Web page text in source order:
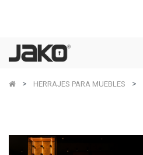
HERRAJES PARA MUEBLES